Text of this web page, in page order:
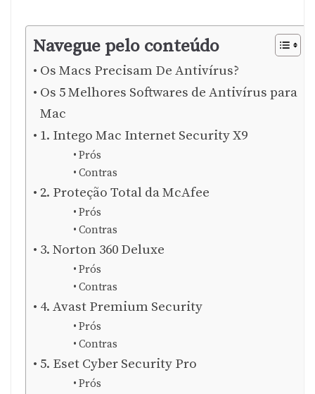
Navegue pelo conteúdo
Os Macs Precisam De Antivírus?
Os 5 Melhores Softwares de Antivírus para
Mac
1. Intego Mac Internet Security X9
Prós
Contras
2. Proteção Total da McAfee
Prós
Contras
3. Norton 360 Deluxe
Prós
Contras
4. Avast Premium Security
Prós
Contras
5. Eset Cyber Security Pro
Prós